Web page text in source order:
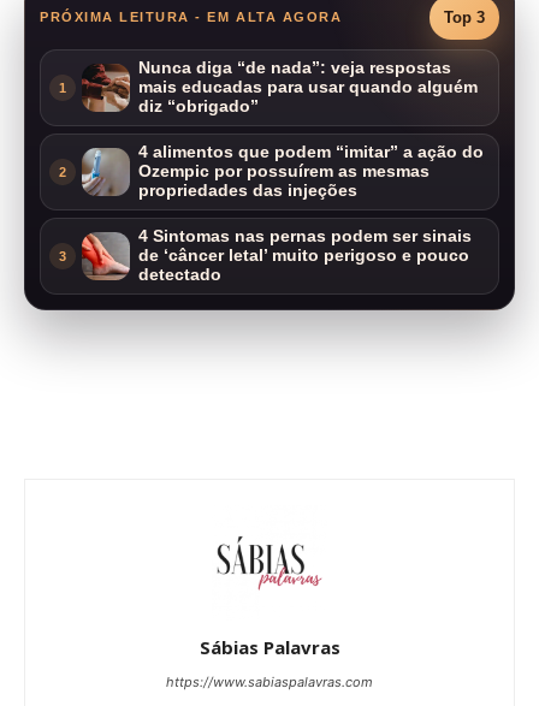
PRÓXIMA LEITURA - EM ALTA AGORA Top 3
1
Nunca diga “de nada”: veja respostas
mais educadas para usar quando alguém
diz “obrigado”
2
4 alimentos que podem “imitar” a ação do
Ozempic por possuírem as mesmas
propriedades das injeções
3
4 Sintomas nas pernas podem ser sinais
de ‘câncer letal’ muito perigoso e pouco
detectado
Sábias Palavras
https://www.sabiaspalavras.com